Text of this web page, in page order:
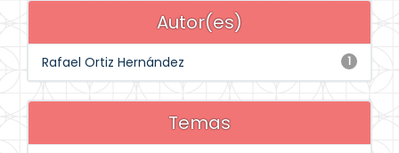
Autor(es)
1
Rafael Ortiz Hernández
Temas